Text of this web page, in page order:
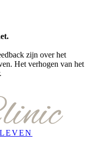
zijn over het
Het verhogen van het